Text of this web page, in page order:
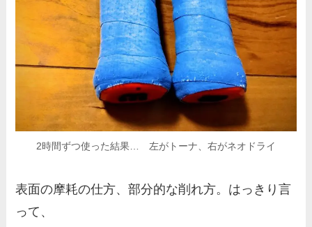
2時間ずつ使った結果… 左がトーナ、右がネオドライ
表面の摩耗の仕方、部分的な削れ方。はっきり言
って、